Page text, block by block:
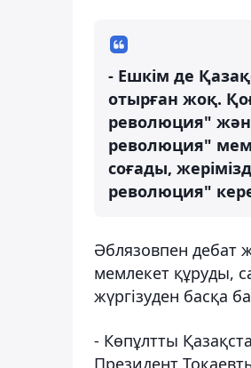
- Ешкім де
отырған жоқ.
революция"
революция"
соғады,
революция"
Әблязовпен дебат
мемлекет құруды,
жүргізуден басқа
- Көпұлтты
Президент